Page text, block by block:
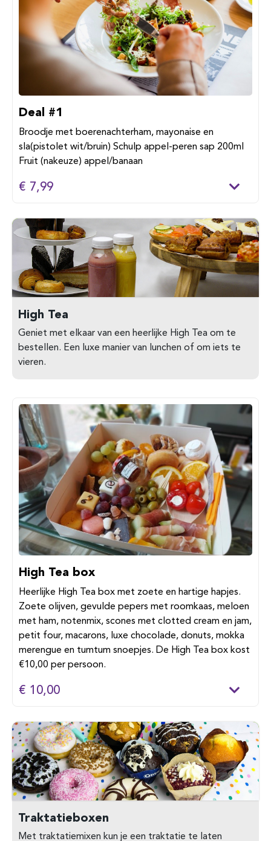
Deal #1
Broodje met boerenachterham, mayonaise en
sla(pistolet wit/bruin) Schulp appel-peren sap 200ml
Fruit (nakeuze) appel/banaan
€ 7,99
High Tea
Geniet met elkaar van een heerlijke High Tea om te
bestellen. Een luxe manier van lunchen of om iets te
vieren.
High Tea box
Heerlijke High Tea box met zoete en hartige hapjes.
Zoete olijven, gevulde pepers met roomkaas, meloen
met ham, notenmix, scones met clotted cream en jam,
petit four, macarons, luxe chocolade, donuts, mokka
merengue en tumtum snoepjes. De High Tea box kost
€10,00 per persoon.
€ 10,00
Traktatieboxen
Met traktatiemixen kun je een traktatie te laten